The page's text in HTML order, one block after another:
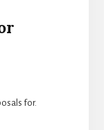
for.